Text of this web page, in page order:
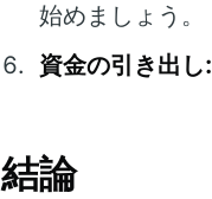
始めましょう。
資金の引き出し:
結論